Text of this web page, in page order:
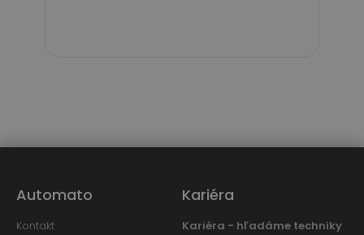
Kariéra
Kariéra - hľadáme techniky
Automato
Kontakt